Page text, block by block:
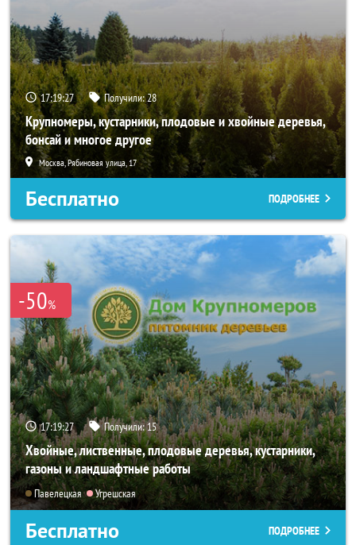
17:19:25 Получили:28
Крупномеры, кустарники, плодовые и хвойные деревья,
бонсай и многое другое
Москва, Рябиновая улица, 17
Бесплатно ПОДРОБНЕЕ
-50%
17:19:25 Получили:15
Хвойные, лиственные, плодовые деревья, кустарники,
газоны и ландшафтные работы
Павелецкая Угрешская
Бесплатно ПОДРОБНЕЕ